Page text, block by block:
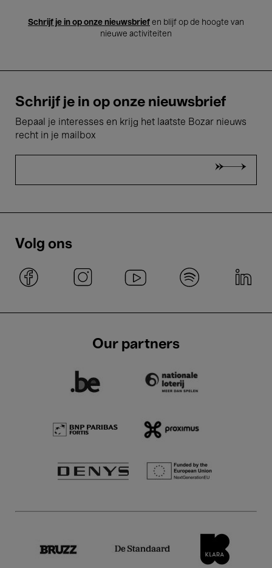
Schrijf je in op onze nieuwsbrief en blijf op de hoogte van
nieuwe activiteiten
Schrijf je in op onze nieuwsbrief
Bepaal je interesses en krijg het laatste Bozar nieuws
recht in je mailbox
Volg ons
Our partners